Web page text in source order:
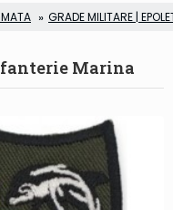
GRADE MILITARE |
Marina